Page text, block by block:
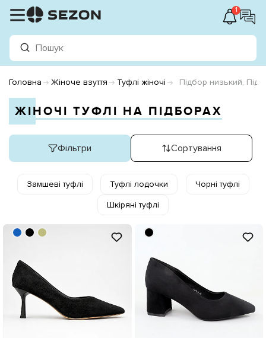
1
Головна Жіноче взуття Туфлі жіночі Підбор низький,
ЖІНОЧІ ТУФЛІ НА ПІДБОРАХ
Фільтри Сортування
Замшеві туфлі Туфлі лодочки Чорні туфлі
Шкіряні туфлі